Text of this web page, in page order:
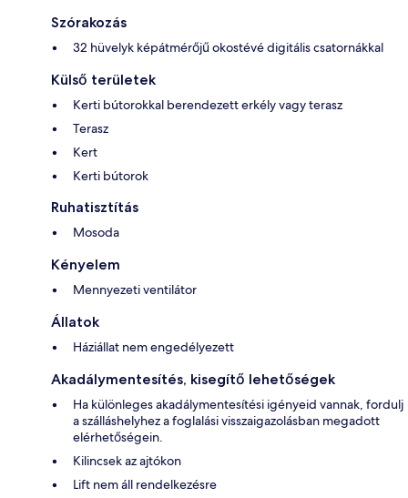
Szórakozás
32 hüvelyk képátmérőjű okostévé digitális csatornákkal
Külső területek
Kerti bútorokkal berendezett erkély vagy terasz
Terasz
Kert
Kerti bútorok
Ruhatisztítás
Mosoda
Kényelem
Mennyezeti ventilátor
Állatok
Háziállat nem engedélyezett
Akadálymentesítés, kisegítő lehetőségek
Ha különleges akadálymentesítési igényeid vannak, fordulj
a szálláshelyhez a foglalási visszaigazolásban megadott
elérhetőségein.
Kilincsek az ajtókon
Lift nem áll rendelkezésre